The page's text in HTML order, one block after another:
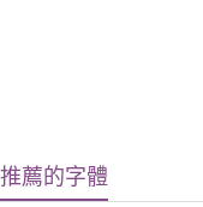
推薦的字體